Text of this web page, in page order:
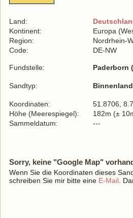
Land:
Kontinent:
Europa
Region:
Nordrhein-
Code:
DE-NW
Fundstelle: Paderborn
Sandtyp: Binnenland
Koordinaten:
51.8706,
Höhe (Meerespiegel):
182m (±
Sammeldatum:
---
Sorry, keine "Google Map"
Wenn Sie die Koordinaten dieses
schreiben Sie mir bitte eine E-Mail .